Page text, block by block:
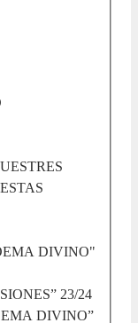
DIVINO"
23/24
DIVINO”